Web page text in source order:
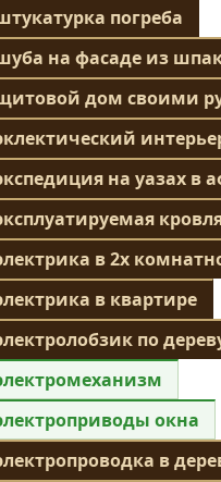
погреба
на фасаде из
дом своими
на уазах в
в 2х
в квартире
по
окна
в